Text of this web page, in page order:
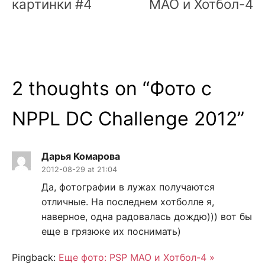
картинки #4 MAO и Хотбол-4
2 thoughts on “Фото с
NPPL DC Challenge 2012”
Дарья Комарова
2012-08-29 at 21:04
Да, фотографии в лужах получаются
отличные. На последнем хотболле я,
наверное, одна радовалась дождю))) вот бы
еще в грязюке их поснимать)
Pingback: Еще фото: PSP MAO и Хотбол-4 »